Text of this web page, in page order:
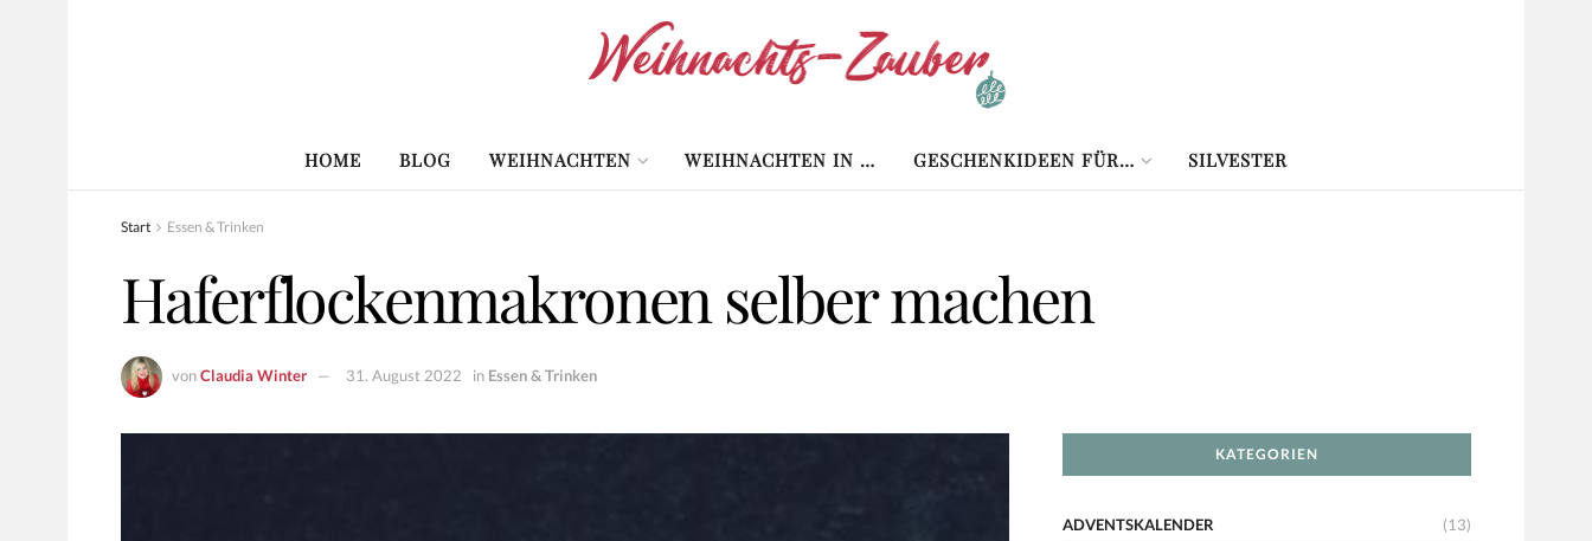
HOME BLOG WEIHNACHTEN WEIHNACHTEN IN … GESCHENKIDEEN FÜR… SILVESTER
Start Essen & Trinken
Haferflockenmakronen selber machen
vonClaudia Winter 31. August 2022 in Essen & Trinken
KATEGORIEN
ADVENTSKALENDER (13)